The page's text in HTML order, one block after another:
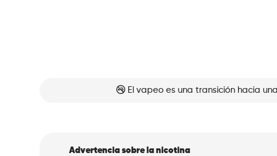
El vapeo es una transición hacia
Advertencia sobre la nicotina